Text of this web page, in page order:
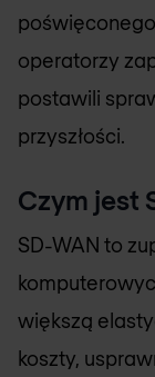
operatorzy
postawili
przyszłości.
Czym jest
SD-WAN to
większą
koszty,